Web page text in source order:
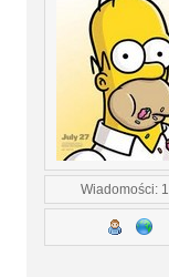
Wiadomości: